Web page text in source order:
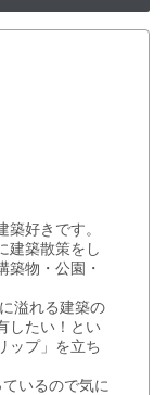
好きです。
建築散策をし
築物・公園・
溢れる建築の
したい！とい
ップ」を立ち
いるので気に